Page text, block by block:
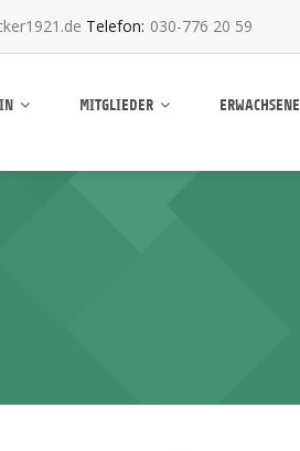
Telefon: 030-776 20 59
MITGLIEDER ERWACHSENE